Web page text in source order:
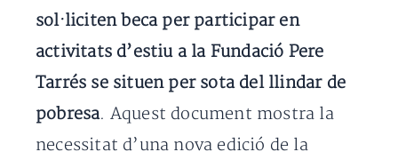
sol·liciten beca per participar en
activitats d’estiu a la Fundació Pere
Tarrés se situen per sota del llindar de
pobresa. Aquest document mostra la
necessitat d’una nova edició de la